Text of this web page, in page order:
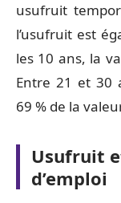
usufruit
l’usufruit est
les 10 ans, la
Entre 21 et 30
69 % de la
Usufruit
d’emploi